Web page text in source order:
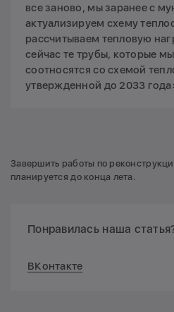
все заново, мы заранее с
актуализируем схему
рассчитываем тепловую
сейчас те трубы, которые
соотносятся со схемой
утвержденной до 2033
Завершить работы по
планируется до конца лета.
Понравилась наша
ВКонтакте